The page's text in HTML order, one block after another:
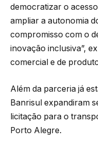
democratizar o
ampliar a autonomia
compromisso com o
inovação inclusiva”,
comercial e de
Além da parceria já
Banrisul expandiram
licitação para o
Porto Alegre.